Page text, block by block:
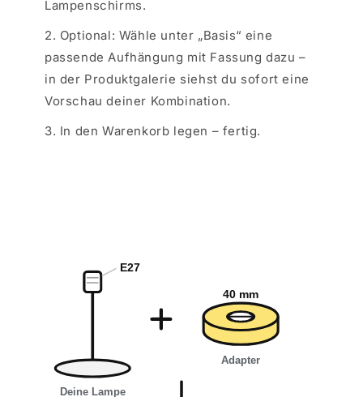
Lampenschirms.
2. Optional: Wähle unter „Basis“ eine
passende Aufhängung mit Fassung dazu –
in der Produktgalerie siehst du sofort eine
Vorschau deiner Kombination.
3. In den Warenkorb legen – fertig.